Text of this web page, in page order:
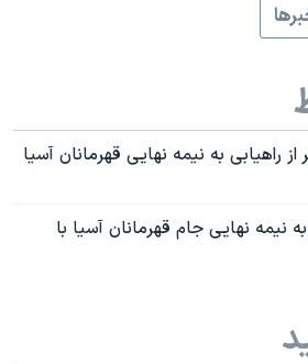
راهیابی به نیمه نهایی قهرمانان آسیا
نهایی جام قهرمانان آسیا با